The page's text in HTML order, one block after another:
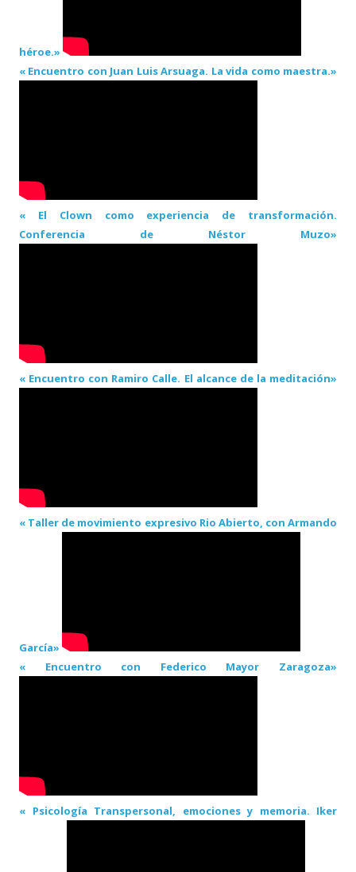
héroe.»
« Encuentro con Juan Luis Arsuaga. La vida como maestra.»
« El Clown como experiencia de transformación.
Conferencia de Néstor Muzo»
« Encuentro con Ramiro Calle. El alcance de la meditación»
« Taller de movimiento expresivo Rio Abierto, con Armando
García»
« Encuentro con Federico Mayor Zaragoza»
« Psicología Transpersonal, emociones y memoria. Iker